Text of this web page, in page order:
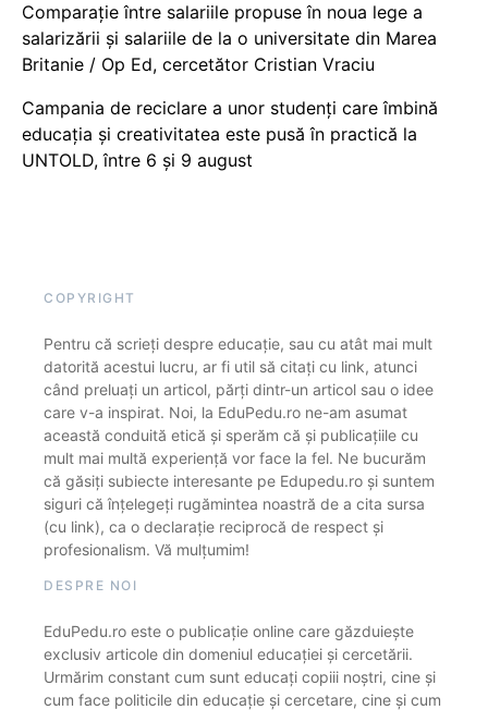
Comparație între salariile propuse în noua lege a
salarizării și salariile de la o universitate din Marea
Britanie / Op Ed, cercetător Cristian Vraciu
Campania de reciclare a unor studenți care îmbină
educația și creativitatea este pusă în practică la
UNTOLD, între 6 și 9 august
COPYRIGHT
Pentru că scrieți despre educație, sau cu atât mai mult
datorită acestui lucru, ar fi util să citați cu link, atunci
când preluați un articol, părți dintr-un articol sau o idee
care v-a inspirat. Noi, la EduPedu.ro ne-am asumat
această conduită etică și sperăm că și publicațiile cu
mult mai multă experiență vor face la fel. Ne bucurăm
că găsiți subiecte interesante pe Edupedu.ro și suntem
siguri că înțelegeți rugămintea noastră de a cita sursa
(cu link), ca o declarație reciprocă de respect și
profesionalism. Vă mulțumim!
DESPRE NOI
EduPedu.ro este o publicație online care găzduiește
exclusiv articole din domeniul educației și cercetării.
Urmărim constant cum sunt educați copiii noștri, cine și
cum face politicile din educație și cercetare, cine și cum